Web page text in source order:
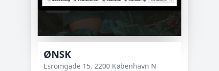
ØNSK
Esromgade 15, 2200 København N